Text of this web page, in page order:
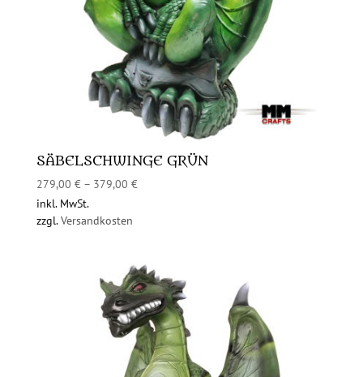
SÄBELSCHWINGE GRÜN
279,00 €– 379,00 €
inkl. MwSt.
zzgl.Versandkosten